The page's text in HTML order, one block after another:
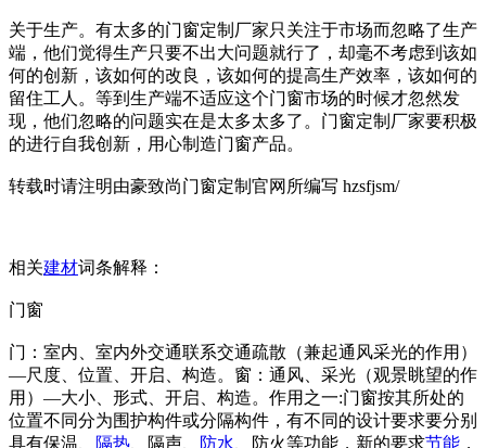
关于生产。有太多的门窗定制厂家只关注于市场而忽略了生产
端，他们觉得生产只要不出大问题就行了，却毫不考虑到该如
何的创新，该如何的改良，该如何的提高生产效率，该如何的
留住工人。等到生产端不适应这个门窗市场的时候才忽然发
现，他们忽略的问题实在是太多太多了。门窗定制厂家要积极
的进行自我创新，用心制造门窗产品。
转载时请注明由豪致尚门窗定制官网所编写 hzsfjsm/
相关建材词条解释：
门窗
门：室内、室内外交通联系交通疏散（兼起通风采光的作用）
—尺度、位置、开启、构造。窗：通风、采光（观景眺望的作
用）—大小、形式、开启、构造。作用之一:门窗按其所处的
位置不同分为围护构件或分隔构件，有不同的设计要求要分别
具有保温、
隔热 、隔声、 防水 、防火等功能，新的要求节能 ，